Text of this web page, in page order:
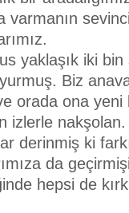
varmanın
yaklaşık iki bin
Biz
orada ona
izlerle nakşolan.
derinmiş ki
da
hepsi de